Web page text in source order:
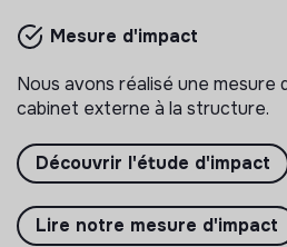
directeur.rice du développement
Favoriser l’accrochage
d’éducation prioritaire lors de
pleinement leur place à
3 labels et certifications
Il y a 4 mois
Mesure d'impact
Nous avons réalisé une mesure
cabinet externe à la structure.
Découvrir l'étude d'impact
Lire notre mesure d'impact